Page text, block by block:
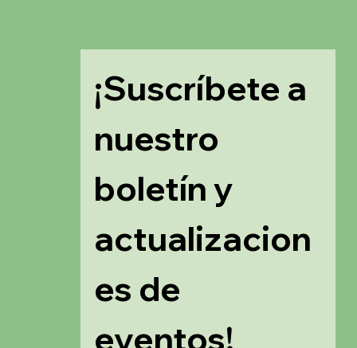
¡Suscríbete a
nuestro
boletín y
actualizacion
es de
eventos!